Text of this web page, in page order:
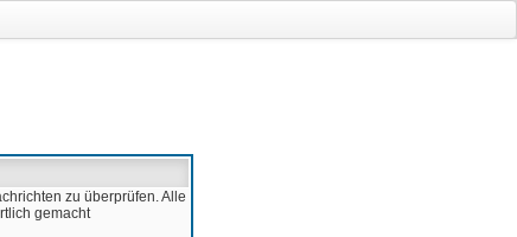
zu überprüfen. Alle
gemacht